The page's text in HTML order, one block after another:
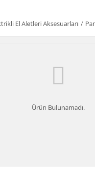
El Aletleri Aksesuarları
Ürün Bulunamadı.